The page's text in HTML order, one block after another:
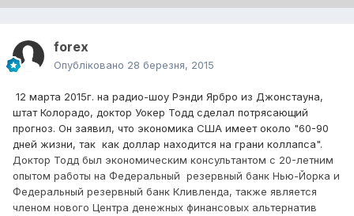
forex
Опубліковано 28 березня, 2015
12 марта 2015г. на радио-шоу Рэнди Ярбро из Джонстауна,
штат Колорадо, доктор Уокер Тодд сделал потрясающий
прогноз. Он заявил, что экономика США имеет около "60-90
дней жизни, так как доллар находится на грани коллапса".
Доктор Тодд был экономическим консультантом с 20-летним
опытом работы на Федеральный резервный банк Нью-Йорка и
Федеральный резервный банк Кливленда, также является
членом нового Центра денежных финансовых альтернатив